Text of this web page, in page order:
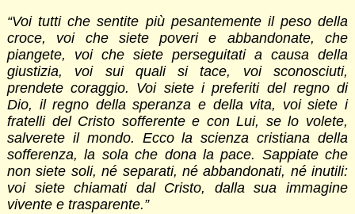
“Voi tutti che sentite più pesantemente il peso della
croce, voi che siete poveri e abbandonate, che
piangete, voi che siete perseguitati a causa della
giustizia, voi sui quali si tace, voi sconosciuti,
prendete coraggio. Voi siete i preferiti del regno di
Dio, il regno della speranza e della vita, voi siete i
fratelli del Cristo sofferente e con Lui, se lo volete,
salverete il mondo. Ecco la scienza cristiana della
sofferenza, la sola che dona la pace. Sappiate che
non siete soli, né separati, né abbandonati, né inutili:
voi siete chiamati dal Cristo, dalla sua immagine
vivente e trasparente.”